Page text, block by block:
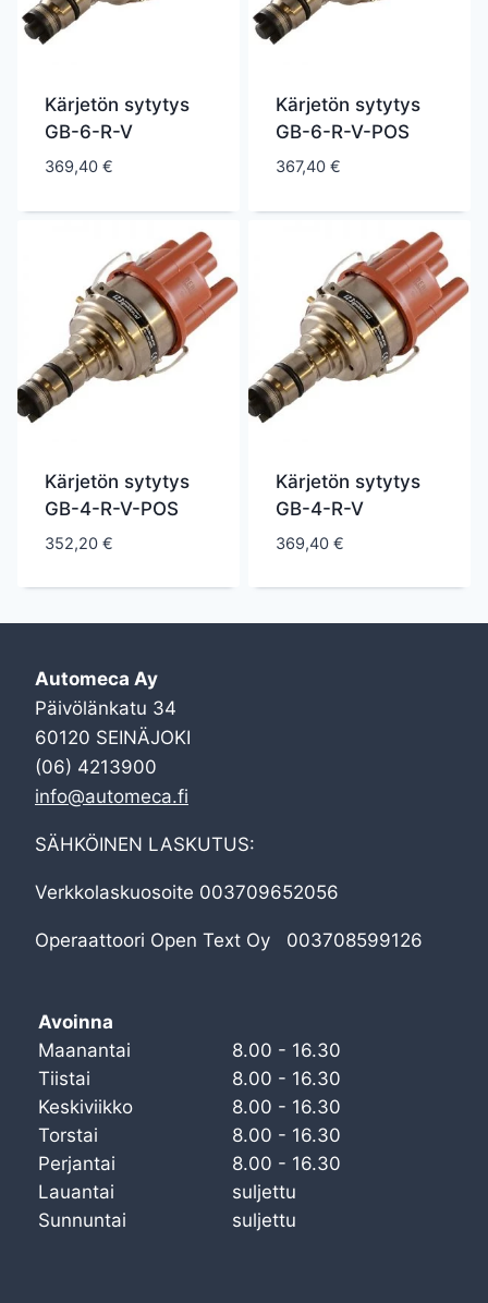
Kärjetön sytytys
GB-6-R-V
369,40 €
Kärjetön sytytys
GB-6-R-V-POS
367,40 €
Kärjetön sytytys
GB-4-R-V-POS
352,20 €
Kärjetön sytytys
GB-4-R-V
369,40 €
Automeca Ay
Päivölänkatu 34
60120 SEINÄJOKI
(06) 4213900
info@automeca.fi
SÄHKÖINEN LASKUTUS:
Verkkolaskuosoite 003709652056
Operaattoori Open Text Oy 003708599126
Avoinna
Maanantai
8.00 - 16.30
Tiistai
8.00 - 16.30
Keskiviikko
8.00 - 16.30
Torstai
8.00 - 16.30
Perjantai
8.00 - 16.30
Lauantai
suljettu
Sunnuntai
suljettu